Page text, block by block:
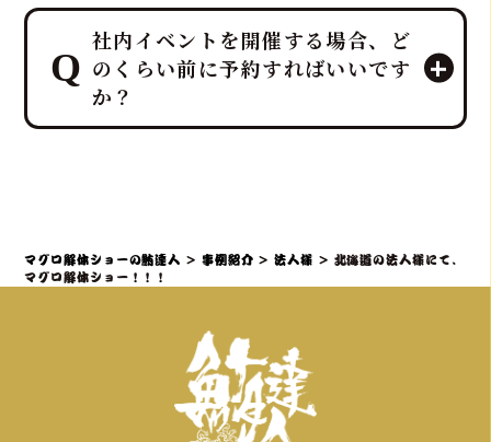
みます。
ホテルレベルのおもてなしをコンセプ
トにしており、企画・演出だけでな
く、設営から撤収まで全てを対応させ
ていただきます。
プロのMCと、効果的なBGM・音響で
一体感のあるエンタメショーとなり、
大迫力の40キロ以上の「マグロ解体シ
ョー」や新鮮な部位の「最高の食体
験」レポートなどを通じて、会場の話
社内イベントを開催する場合、ど
のくらい前に予約すればいいです
か？
特に、大規模なイベントや、忘年会・
～4月頃）は、職人やマグロの仕入れ、
会場の調整が集中するため、お早めの
ご連絡が必須となります。
マグロ解体ショーの鮪達人 > 事例紹介 >法人様 > 北海道の法人様にて、
マグロ解体ショー！！！